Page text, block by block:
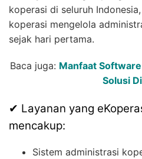
koperasi di seluruh
koperasi mengelola
sejak hari pertama.
Baca juga: Manfaat
Solusi
✔ Layanan yang
mencakup:
Sistem administrasi